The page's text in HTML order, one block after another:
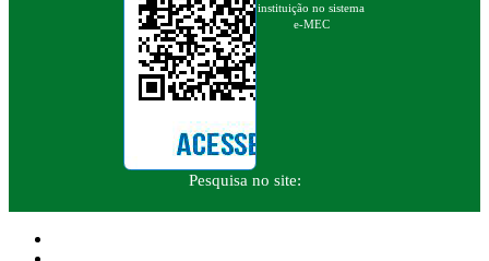
instituição no sistema
e-MEC
Pesquisa no site: